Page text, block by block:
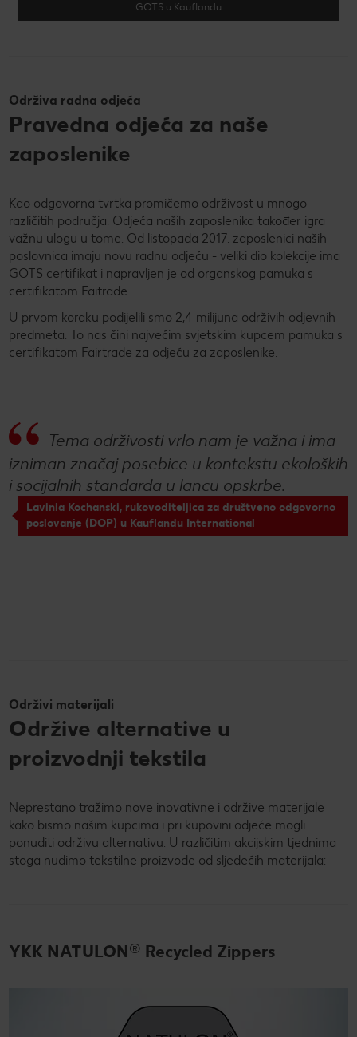
GOTS u Kauflandu
Održiva radna odjeća
Pravedna odjeća za naše
zaposlenike
Kao odgovorna tvrtka promičemo održivost u mnogo
različitih područja. Odjeća naših zaposlenika također igra
važnu ulogu u tome. Od listopada 2017. zaposlenici naših
poslovnica imaju novu radnu odjeću - veliki dio kolekcije ima
GOTS certifikat i napravljen je od organskog pamuka s
certifikatom Faitrade.
U prvom koraku podijelili smo 2,4 milijuna održivih odjevnih
predmeta. To nas čini najvećim svjetskim kupcem pamuka s
certifikatom Fairtrade za odjeću za zaposlenike.
Tema održivosti vrlo nam je važna i ima
izniman značaj posebice u kontekstu ekoloških
i socijalnih standarda u lancu opskrbe.
Lavinia Kochanski, rukovoditeljica za društveno odgovorno
poslovanje (DOP) u Kauflandu International
Održivi materijali
Održive alternative u
proizvodnji tekstila
Neprestano tražimo nove inovativne i održive materijale
kako bismo našim kupcima i pri kupovini odjeće mogli
ponuditi održivu alternativu. U različitim akcijskim tjednima
stoga nudimo tekstilne proizvode od sljedećih materijala:
YKK NATULON® Recycled Zippers